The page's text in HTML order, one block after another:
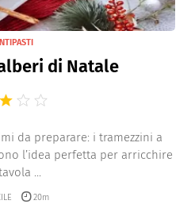
di Natale
da preparare: i tramezzini a
l’idea perfetta per arricchire
...
20m